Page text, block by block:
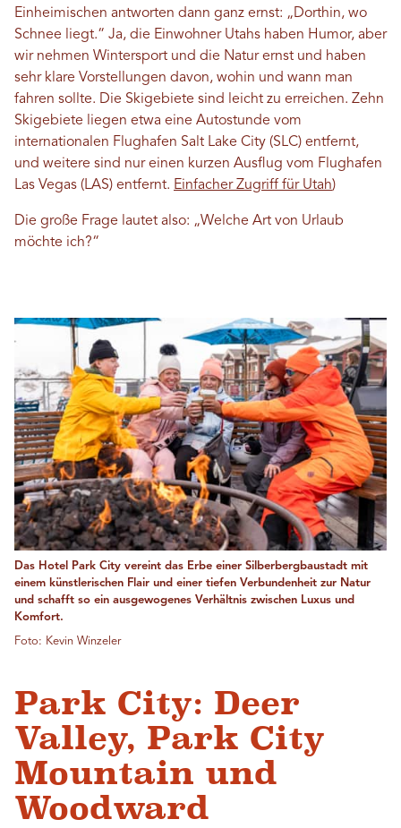
Einheimischen antworten dann ganz ernst: „Dorthin, wo
Schnee liegt.“ Ja, die Einwohner Utahs haben Humor, aber
wir nehmen Wintersport und die Natur ernst und haben
sehr klare Vorstellungen davon, wohin und wann man
fahren sollte. Die Skigebiete sind leicht zu erreichen. Zehn
Skigebiete liegen etwa eine Autostunde vom
internationalen Flughafen Salt Lake City (SLC) entfernt,
und weitere sind nur einen kurzen Ausflug vom Flughafen
Las Vegas (LAS) entfernt. Einfacher Zugriff für Utah)
Die große Frage lautet also: „Welche Art von Urlaub
möchte ich?“
Das Hotel Park City vereint das Erbe einer Silberbergbaustadt mit
einem künstlerischen Flair und einer tiefen Verbundenheit zur Natur
und schafft so ein ausgewogenes Verhältnis zwischen Luxus und
Komfort.
Foto: Kevin Winzeler
Park City: Deer
Valley, Park City
Mountain und
Woodward